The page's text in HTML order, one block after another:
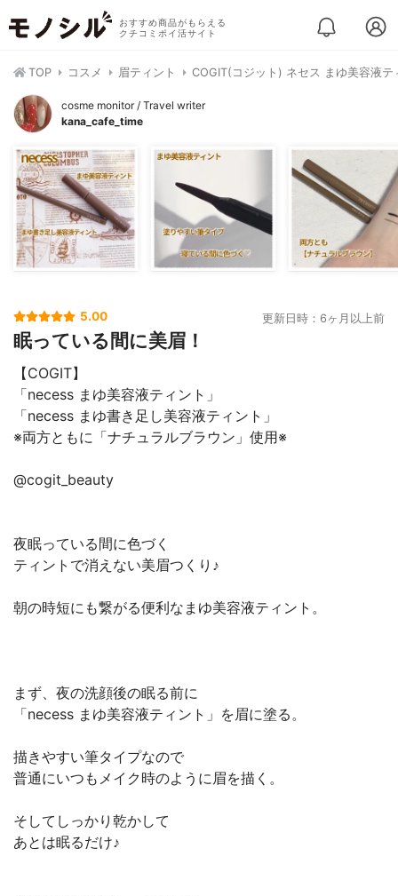
おすすめ商品がもらえる
クチコミポイ活サイト
TOP コスメ 眉ティント COGIT(コジット) ネセス まゆ美容液テ
cosme monitor / Travel writer
kana_cafe_time
5.00 更新日時：6ヶ月以上前
眠っている間に美眉！
【COGIT】
「necess まゆ美容液ティント」
「necess まゆ書き足し美容液ティント」
※両方ともに「ナチュラルブラウン」使用※
@cogit_beauty
夜眠っている間に色づく
ティントで消えない美眉つくり♪
朝の時短にも繋がる便利なまゆ美容液ティント。
まず、夜の洗顔後の眠る前に
「necess まゆ美容液ティント」を眉に塗る。
描きやすい筆タイプなので
普通にいつもメイク時のように眉を描く。
そしてしっかり乾かして
あとは眠るだけ♪